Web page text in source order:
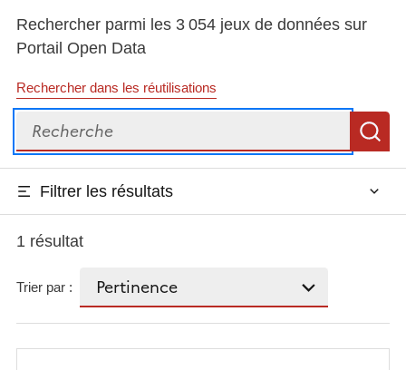
Rechercher parmi les 3 054 jeux de données sur
Portail Open Data
Rechercher dans les réutilisations
Recherche
Filtrer les résultats
1 résultat
Trier par :